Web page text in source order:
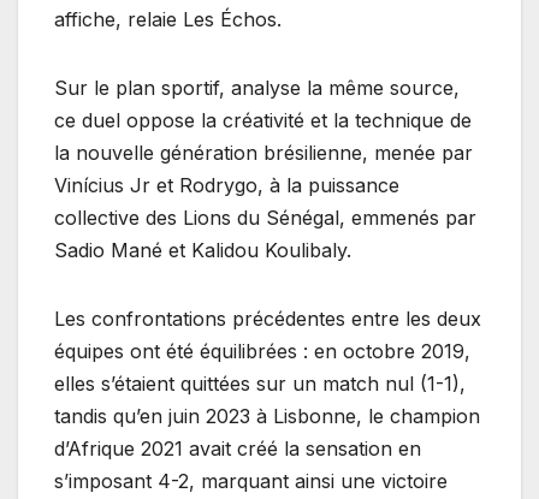
affiche, relaie Les Échos.
Sur le plan sportif, analyse la même source,
ce duel oppose la créativité et la technique de
la nouvelle génération brésilienne, menée par
Vinícius Jr et Rodrygo, à la puissance
collective des Lions du Sénégal, emmenés par
Sadio Mané et Kalidou Koulibaly.
Les confrontations précédentes entre les deux
équipes ont été équilibrées : en octobre 2019,
elles s’étaient quittées sur un match nul (1-1),
tandis qu’en juin 2023 à Lisbonne, le champion
d’Afrique 2021 avait créé la sensation en
s’imposant 4-2, marquant ainsi une victoire